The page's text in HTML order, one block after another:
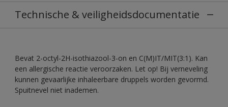
Technische & veiligheidsdocumentatie
Bevat 2-octyl-2H-isothiazool-3-on en C(M)IT/MIT(3:1). Kan
een allergische reactie veroorzaken. Let op! Bij verneveling
kunnen gevaarlijke inhaleerbare druppels worden gevormd.
Spuitnevel niet inademen.